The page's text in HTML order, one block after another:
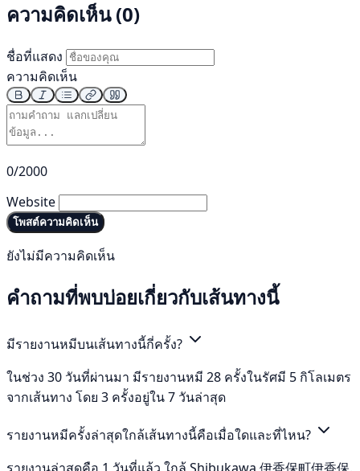
ความคิดเห็น (0)
ชื่อที่แสดง
ความคิดเห็น
0/2000
Website
โพสต์ความคิดเห็น
ยังไม่มีความคิดเห็น
คำถามที่พบบ่อยเกี่ยวกับเส้นทางนี้
มีรายงานหมีบนเส้นทางนี้กี่ครั้ง?
ในช่วง 30 วันที่ผ่านมา มีรายงานหมี 28 ครั้งในรัศมี 5 กิโลเมตร
จากเส้นทาง โดย 3 ครั้งอยู่ใน 7 วันล่าสุด
รายงานหมีครั้งล่าสุดใกล้เส้นทางนี้คือเมื่อใดและที่ไหน?